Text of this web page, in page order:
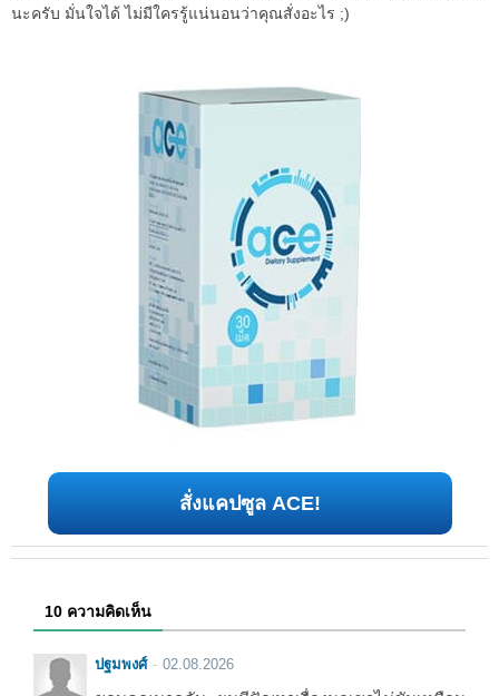
นะครับ มั่นใจได้ ไม่มีใครรู้แน่นอนว่าคุณสั่งอะไร ;)
สั่งแคปซูล ACE!
10 ความคิดเห็น
ปฐมพงศ์ 02.08.2026